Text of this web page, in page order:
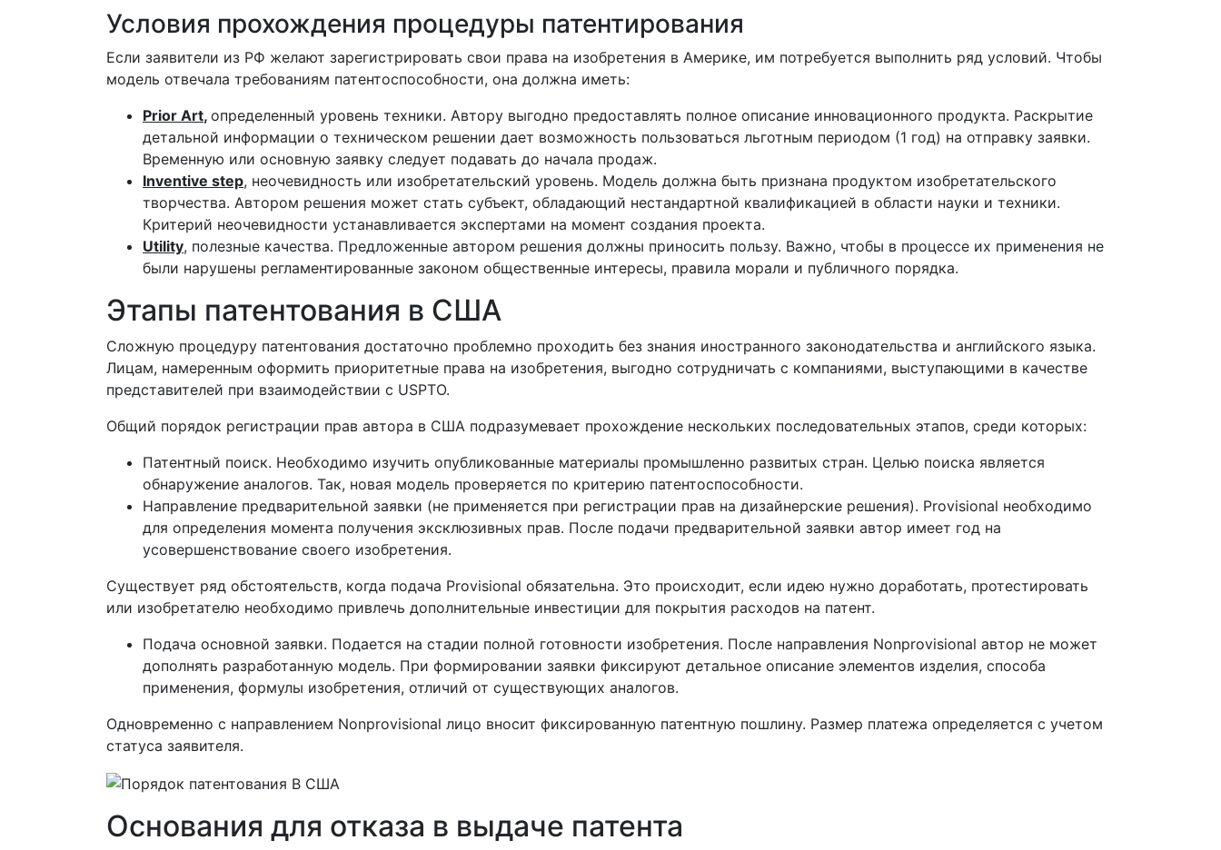
Условия прохождения процедуры патентирования
Если заявители из РФ желают зарегистрировать свои права на изобретения в Америке, им потребуется выполнить ряд условий. Чтобы
модель отвечала требованиям патентоспособности, она должна иметь:
Prior Art, определенный уровень техники. Автору выгодно предоставлять полное описание инновационного продукта. Раскрытие
детальной информации о техническом решении дает возможность пользоваться льготным периодом (1 год) на отправку заявки.
Временную или основную заявку следует подавать до начала продаж.
Inventive step, неочевидность или изобретательский уровень. Модель должна быть признана продуктом изобретательского
творчества. Автором решения может стать субъект, обладающий нестандартной квалификацией в области науки и техники.
Критерий неочевидности устанавливается экспертами на момент создания проекта.
Utility, полезные качества. Предложенные автором решения должны приносить пользу. Важно, чтобы в процессе их применения не
были нарушены регламентированные законом общественные интересы, правила морали и публичного порядка.
Этапы патентования в США
Сложную процедуру патентования достаточно проблемно проходить без знания иностранного законодательства и английского языка.
Лицам, намеренным оформить приоритетные права на изобретения, выгодно сотрудничать с компаниями, выступающими в качестве
представителей при взаимодействии с USPTO.
Общий порядок регистрации прав автора в США подразумевает прохождение нескольких последовательных этапов, среди которых:
Патентный поиск. Необходимо изучить опубликованные материалы промышленно развитых стран. Целью поиска является
обнаружение аналогов. Так, новая модель проверяется по критерию патентоспособности.
Направление предварительной заявки (не применяется при регистрации прав на дизайнерские решения). Provisional необходимо
для определения момента получения эксклюзивных прав. После подачи предварительной заявки автор имеет год на
усовершенствование своего изобретения.
Существует ряд обстоятельств, когда подача Provisional обязательна. Это происходит, если идею нужно доработать, протестировать
или изобретателю необходимо привлечь дополнительные инвестиции для покрытия расходов на патент.
Подача основной заявки. Подается на стадии полной готовности изобретения. После направления Nonprovisional автор не может
дополнять разработанную модель. При формировании заявки фиксируют детальное описание элементов изделия, способа
применения, формулы изобретения, отличий от существующих аналогов.
Одновременно с направлением Nonprovisional лицо вносит фиксированную патентную пошлину. Размер платежа определяется с учетом
статуса заявителя.
Основания для отказа в выдаче патента